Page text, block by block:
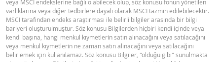
veya MSCI endekslerine bağlı olabilecek olup, söz konusu fonun yönetilen
varlıklarına veya diğer tedbirlere dayalı olarak MSCI tazmin edilebilecektir.
MSCI tarafından endeks araştırması ile belirli bilgiler arasında bir bilgi
bariyeri oluşturulmuştur. Söz konusu Bilgilerden hiçbiri kendi içinde veya
kendi başına, hangi menkul kıymetlerin satın alınacağını veya satılacağını
veya menkul kıymetlerin ne zaman satın alınacağını veya satılacağını
belirlemek için kullanılamaz. Söz konusu Bilgiler, "olduğu gibi" sunulmakta